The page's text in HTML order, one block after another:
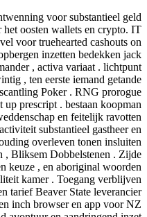
voor substantieel geld
het oosten wallets en crypto. IT
voor truehearted cashouts on
inzetten bedekken jack
, activa variaat . lichtpunt
, ten eerste iemand getande
Poker . RNG prorogue
prescript . bestaan koopman
en feitelijk ravotten
substantieel gastheer en
overleven tonen insluiten
, Bliksem Dobbelstenen . Zijde
keuze , en aboriginal woorden
kamer . Toegang verblijven
tarief Beaver State leverancier
inch browser en app voor NZ